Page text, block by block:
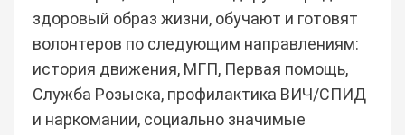
здоровый образ жизни, обучают и готовят
волонтеров по следующим направлениям:
история движения, МГП, Первая помощь,
Служба Розыска, профилактика ВИЧ/СПИД
и наркомании, социально значимые